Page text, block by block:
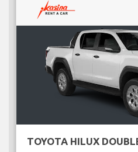
TOYOTA HILUX